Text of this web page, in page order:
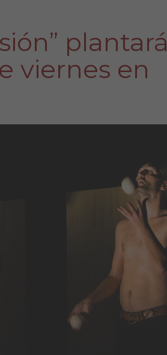
plantará
viernes en